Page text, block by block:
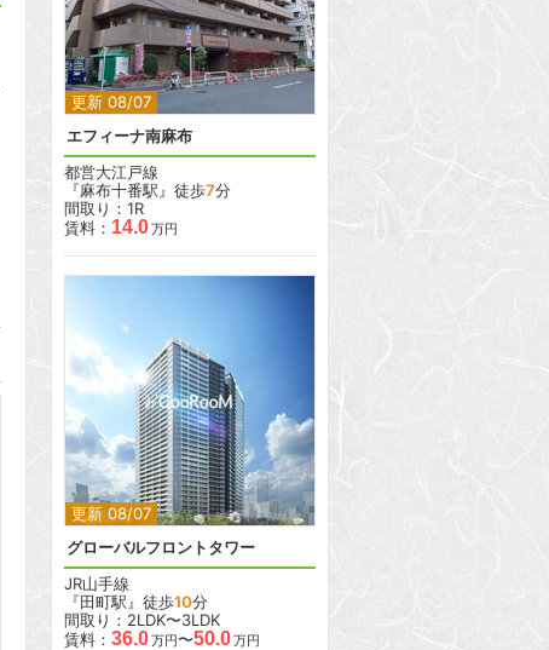
更新 08/07
2
エフィーナ南麻布
都営大江戸線
『麻布十番駅』徒歩7分
間取り：1R
賃料： 14.0万円
更新 08/07
2
グローバルフロントタワー
JR山手線
『田町駅』徒歩10分
間取り：2LDK〜3LDK
賃料： 36.0万円〜50.0万円